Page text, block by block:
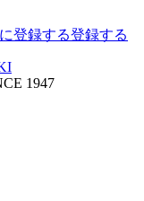
登録する登録する
1947